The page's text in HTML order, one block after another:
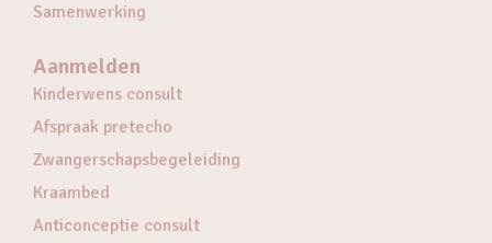
Samenwerking
Aanmelden
Kinderwens consult
Afspraak pretecho
Zwangerschapsbegeleiding
Kraambed
Anticonceptie consult